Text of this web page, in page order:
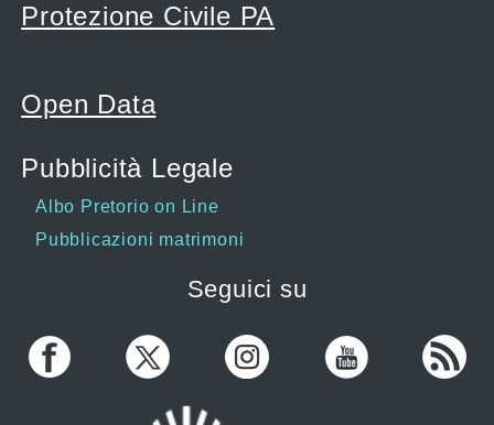
Protezione Civile PA
Open Data
Pubblicità Legale
Albo Pretorio on Line
Pubblicazioni matrimoni
Seguici su